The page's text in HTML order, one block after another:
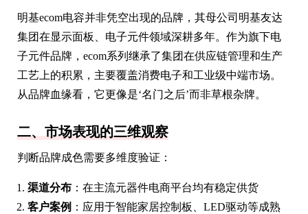
明基ecom电容并非凭空出现的品牌，其母公司明基友达
集团在显示面板、电子元件领域深耕多年。作为旗下电
子元件品牌，ecom系列继承了集团在供应链管理和生产
工艺上的积累，主要覆盖消费电子和工业级中端市场。
从品牌血缘看，它更像是‘名门之后’而非草根杂牌。
二、市场表现的三维观察
判断品牌成色需要多维度验证：
渠道分布 ：在主流元器件电商平台均有稳定供货
客户案例 ：应用于智能家居控制板、LED驱动等成熟